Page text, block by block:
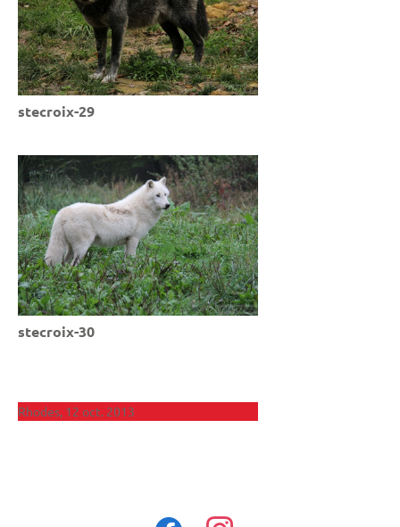
stecroix-29
stecroix-30
Rhodes, 12 oct. 2013
facebook instagram